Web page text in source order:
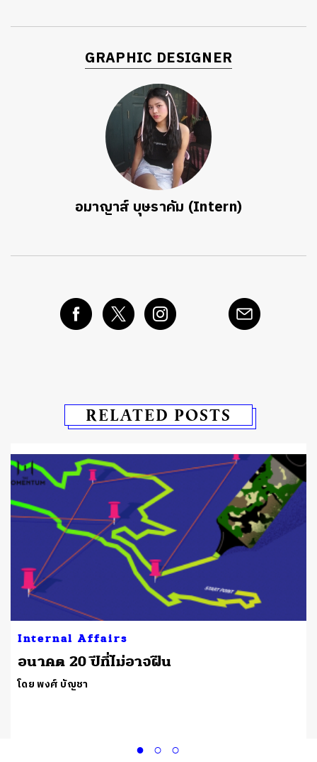
GRAPHIC DESIGNER
อมาญาส์ บุษราคัม (Intern)
RELATED POSTS
Internal Affairs
อนาคต 20 ปีที่ไม่อาจฝืน
โดย พงศ์ บัญชา